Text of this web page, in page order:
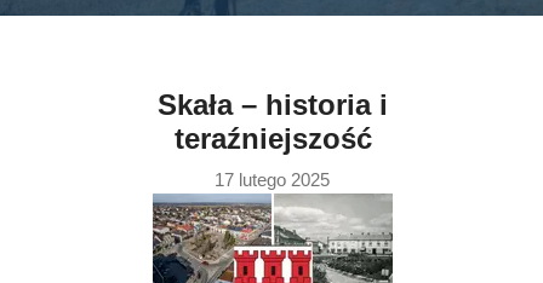
17 lutego 2025
Skała – historia i
teraźniejszość